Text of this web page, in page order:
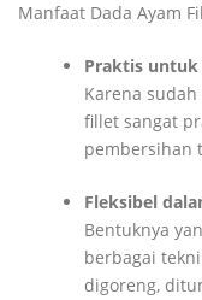
Manfaat Dada Ayam
Praktis untuk
Karena
fillet sangat
pembersihan
Fleksibel
Bentuknya
berbagai
digoreng,